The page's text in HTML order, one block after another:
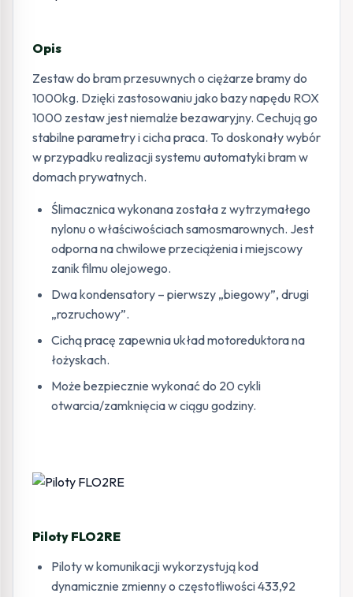
Opis
Zestaw do bram przesuwnych o ciężarze bramy do
1000kg. Dzięki zastosowaniu jako bazy napędu ROX
1000 zestaw jest niemalże bezawaryjny. Cechują go
stabilne parametry i cicha praca. To doskonały wybór
w przypadku realizacji systemu automatyki bram w
domach prywatnych.
Ślimacznica wykonana została z wytrzymałego
nylonu o właściwościach samosmarownych. Jest
odporna na chwilowe przeciążenia i miejscowy
zanik filmu olejowego.
Dwa kondensatory – pierwszy „biegowy”, drugi
„rozruchowy”.
Cichą pracę zapewnia układ motoreduktora na
łożyskach.
Może bezpiecznie wykonać do 20 cykli
otwarcia/zamknięcia w ciągu godziny.
Piloty FLO2RE
Piloty w komunikacji wykorzystują kod
dynamicznie zmienny o częstotliwości 433,92